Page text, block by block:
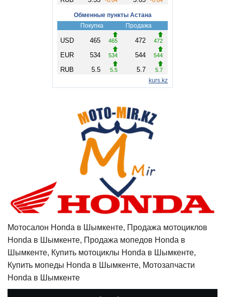
Мотосалон Honda в Шымкенте, Продажа мотоциклов
Honda в Шымкенте, Продажа мопедов Honda в
Шымкенте, Купить мотоциклы Honda в Шымкенте,
Купить мопеды Honda в Шымкенте, Мотозапчасти
Honda в Шымкенте